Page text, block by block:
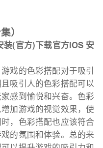
）
装(官方)下载官方IOS 安
戏的色彩搭配对于吸引
吸引人的色彩搭配可以
感到愉悦和兴奋。色彩
加游戏的视觉效果，使
，色彩搭配也应该符合
的氛围和体验。总的来